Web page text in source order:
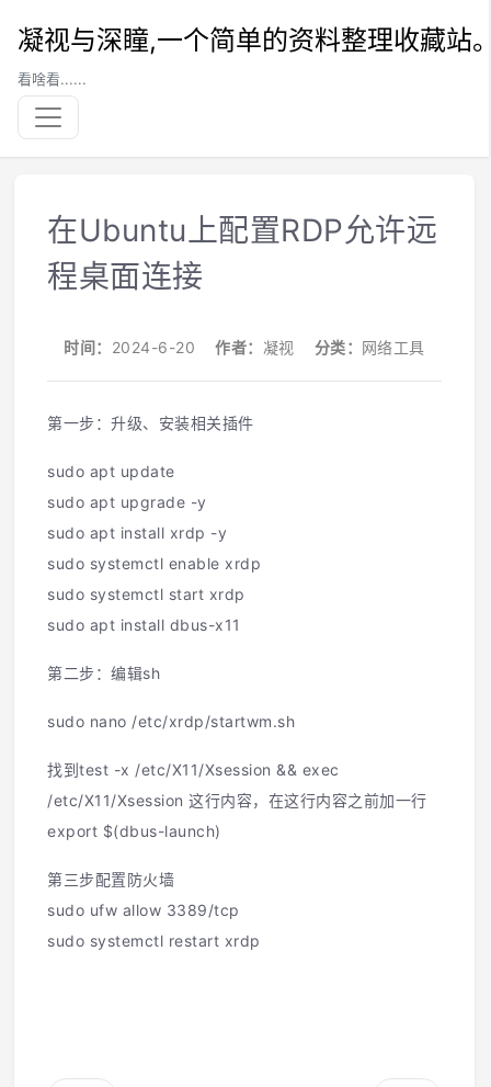
凝视与深瞳,一个简单的资料整理收藏站
看啥看......
在Ubuntu上配置RDP允许远
程桌面连接
时间： 2024-6-20作者： 凝视 分类： 网络工具
第一步：升级、安装相关插件
sudo apt update
sudo apt upgrade -y
sudo apt install xrdp -y
sudo systemctl enable xrdp
sudo systemctl start xrdp
sudo apt install dbus-x11
第二步：编辑sh
sudo nano /etc/xrdp/startwm.sh
找到test -x /etc/X11/Xsession && exec
/etc/X11/Xsession 这行内容，在这行内容之前加一行
export $(dbus-launch)
第三步配置防火墙
sudo ufw allow 3389/tcp
sudo systemctl restart xrdp